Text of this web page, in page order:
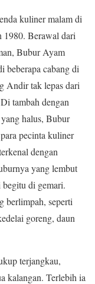
kuliner malam di
1980. Berawal dari
Bubur Ayam
beberapa cabang di
Andir tak lepas dari
tambah dengan
halus, Bubur
pecinta kuliner
dengan
yang lembut
di gemari.
berlimpah, seperti
goreng, daun
terjangkau,
kalangan. Terlebih ia